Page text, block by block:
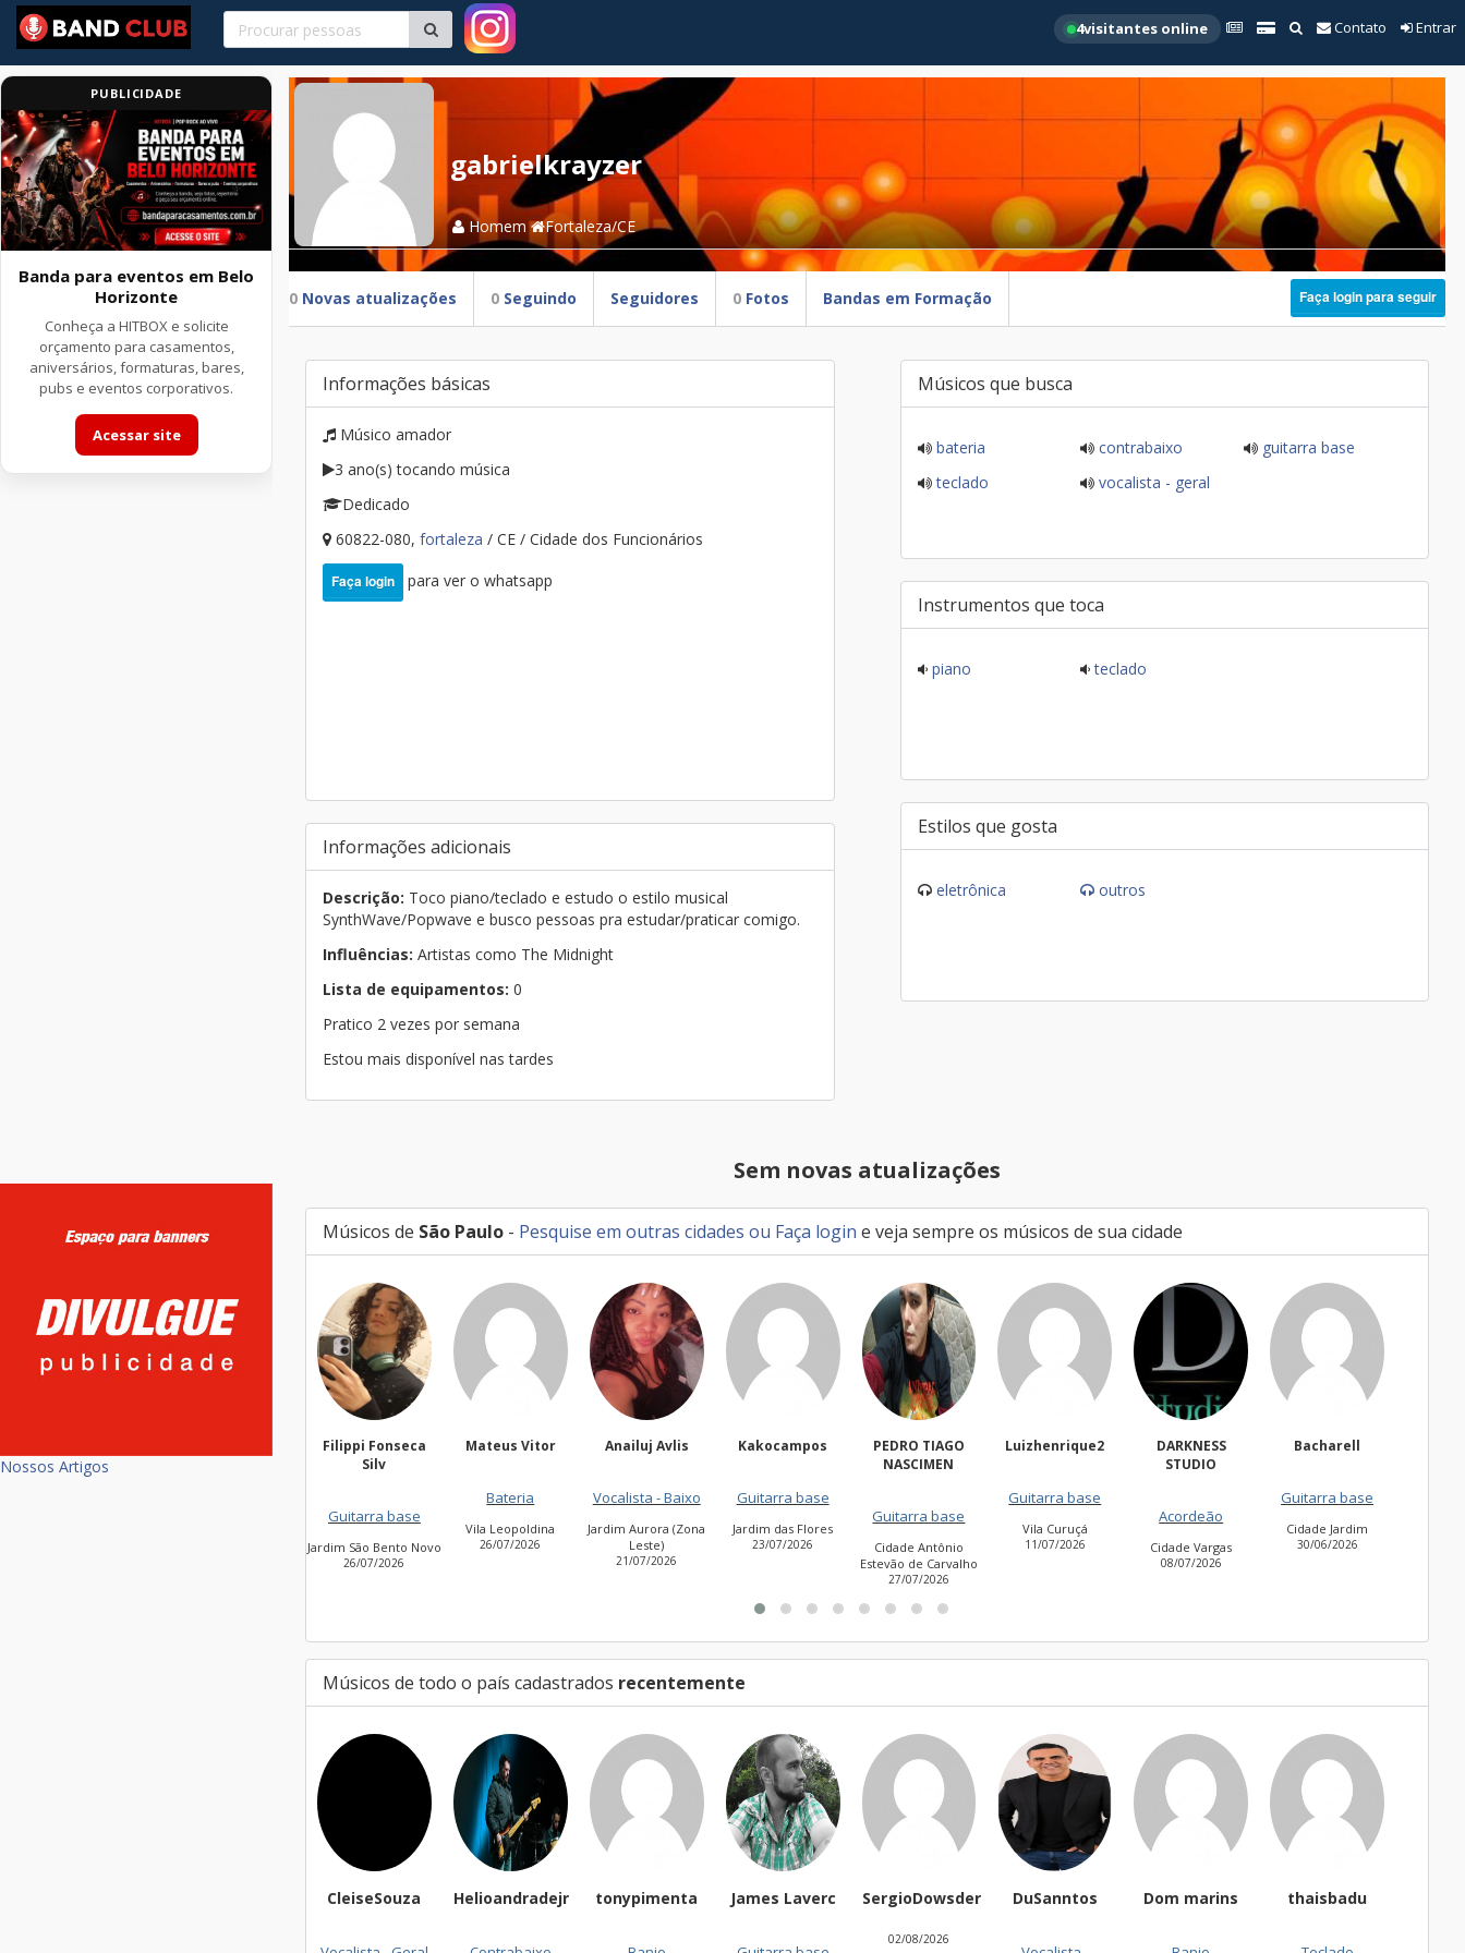
4visitantes online Contato Entrar
PUBLICIDADE
Banda para eventos em Belo
Horizonte
Conheça a HITBOX e solicite
orçamento para casamentos,
aniversários, formaturas, bares,
pubs e eventos corporativos.
Acessar site
Nossos Artigos
gabrielkrayzer
Homem Fortaleza/CE
0 Novas atualizações 0 Seguindo Seguidores 0 Fotos Bandas em Formação Faça login para seguir
Informações básicas
Músico amador
3 ano(s) tocando música
Dedicado
60822-080, fortaleza / CE / Cidade dos Funcionários
Faça login para ver o whatsapp
Informações adicionais
Descrição: Toco piano/teclado e estudo o estilo musical
SynthWave/Popwave e busco pessoas pra estudar/praticar comigo.
Influências: Artistas como The Midnight
Lista de equipamentos: 0
Pratico 2 vezes por semana
Estou mais disponível nas tardes
Músicos que busca
bateria contrabaixo
guitarra base
teclado
vocalista - geral
Instrumentos que toca
piano teclado
Estilos que gosta
eletrônica outros
Sem novas atualizações
Músicos de São Paulo - Pesquise em outras cidades ou Faça login e veja sempre os músicos de sua cidade
Jardim São Bento Novo
Mateus Vitor
Vila Leopoldina
26/07/2026
Anailuj Avlis
Vocalista - Baixo
Jardim Aurora (Zona
Leste)
Kakocampos
Guitarra base
Jardim das Flores
23/07/2026
PEDRO TIAGO
Cidade Antônio
Estevão de Carvalho
Luizhenrique2
Vila Curuçá
11/07/2026
DARKNESS
Cidade Vargas
Bacharell
Cidade Jardim
30/06/2026
Waldir
27/06/2026
Músicos de todo o país cadastrados recentemente
CleiseSouza Helioandradejr tonypimenta James Laverc SergioDowsder
02/08/2026
DuSanntos Dom marins thaisbadu